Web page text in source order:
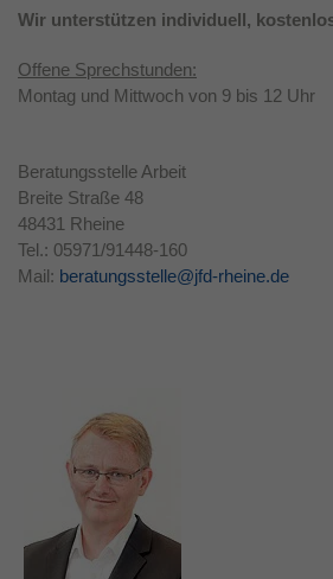
Wir unterstützen individuell,
Offene Sprechstunden:
Montag und Mittwoch von 9 bis 12 Uhr
Beratungsstelle Arbeit
Breite Straße 48
48431 Rheine
Tel.: 05971/91448-160
Mail: beratungsstelle@jfd-rheine.de
Zweck
Dieses Cookie wird